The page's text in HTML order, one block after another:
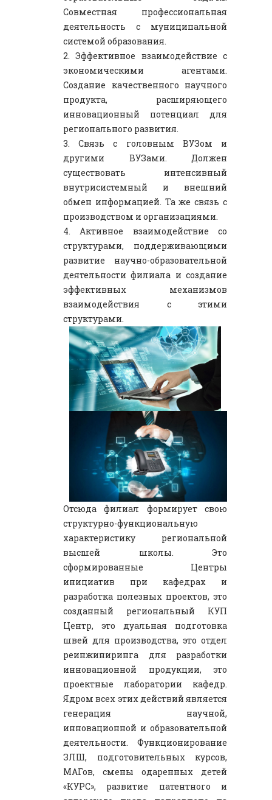
Совместная профессиональная
деятельность с муниципальной
системой образования.
2. Эффективное взаимодействие с
экономическими агентами.
Создание качественного научного
продукта, расширяющего
инновационный потенциал для
регионального развития.
3. Связь с головным ВУЗом и
другими ВУЗами. Должен
существовать интенсивный
внутрисистемный и внешний
обмен информацией. Та же связь с
производством и организациями.
4. Активное взаимодействие со
структурами, поддерживающими
развитие научно-образовательной
деятельности филиала и создание
эффективных механизмов
взаимодействия с этими
структурами.
Отсюда филиал формирует свою
структурно-функциональную
характеристику региональной
высшей школы. Это
сформированные Центры
инициатив при кафедрах и
разработка полезных проектов, это
созданный региональный КУП
Центр, это дуальная подготовка
швей для производства, это отдел
реинжиниринга для разработки
инновационной продукции, это
проектные лаборатории кафедр.
Ядром всех этих действий является
генерация научной,
инновационной и образовательной
деятельности. Функционирование
ЗЛШ, подготовительных курсов,
МАГов, смены одаренных детей
«КУРС», развитие патентного и